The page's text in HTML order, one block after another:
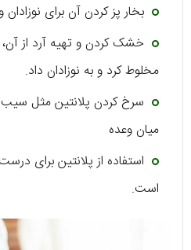
بخار پز کردن آن برای نوزادان
خشک کردن و تهیه آرد از آن،
مخلوط کرد و به نوزادان داد.
سرخ کردن پلانتین مثل
میان وعده
استفاده از پلانتین برای
است.